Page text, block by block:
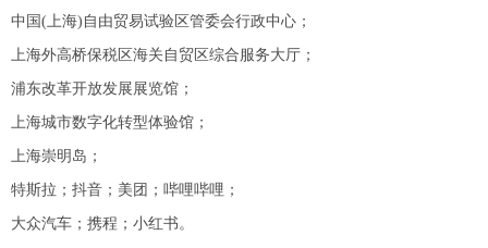
中国(上海)自由贸易试验区管委会行政中心；
上海外高桥保税区海关自贸区综合服务大厅；
浦东改革开放发展展览馆；
上海城市数字化转型体验馆；
上海崇明岛；
特斯拉；抖音；美团；哔哩哔哩；
大众汽车；携程；小红书。